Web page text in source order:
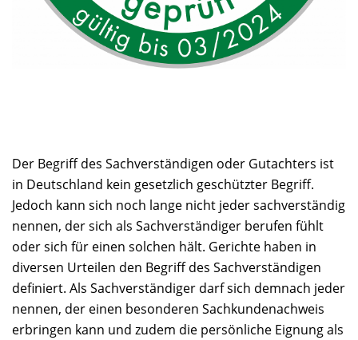
Der Begriff des Sachverständigen oder Gutachters ist
in Deutschland kein gesetzlich geschützter Begriff.
Jedoch kann sich noch lange nicht jeder sachverständig
nennen, der sich als Sachverständiger berufen fühlt
oder sich für einen solchen hält. Gerichte haben in
diversen Urteilen den Begriff des Sachverständigen
definiert. Als Sachverständiger darf sich demnach jeder
nennen, der einen besonderen Sachkundenachweis
erbringen kann und zudem die persönliche Eignung als